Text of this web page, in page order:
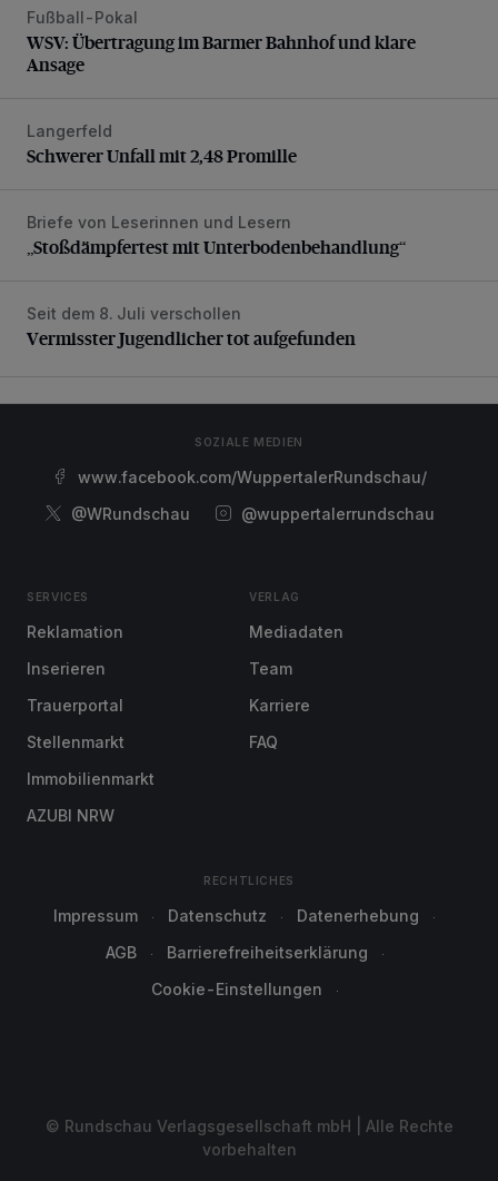
WSV: Übertragung im Barmer Bahnhof und klare Ansage
Fußball-Pokal
WSV: Übertragung im Barmer Bahnhof und klare
Ansage
Schwerer Unfall mit 2,48 Promille
Langerfeld
Schwerer Unfall mit 2,48 Promille
„Stoßdämpfertest mit Unterbodenbehandlung“
Briefe von Leserinnen und Lesern
„Stoßdämpfertest mit Unterbodenbehandlung“
Vermisster Jugendlicher tot aufgefunden
Seit dem 8. Juli verschollen
Vermisster Jugendlicher tot aufgefunden
SOZIALE MEDIEN
www.facebook.com/WuppertalerRundschau/
@WRundschau
@wuppertalerrundschau
SERVICES
Reklamation
Inserieren
Trauerportal
Stellenmarkt
Immobilienmarkt
AZUBI NRW
VERLAG
Mediadaten
Team
Karriere
FAQ
RECHTLICHES
Impressum Datenschutz
Datenerhebung
AGB
Barrierefreiheitserklärung
Cookie-Einstellungen
© Rundschau Verlagsgesellschaft mbH | Alle Rechte
vorbehalten